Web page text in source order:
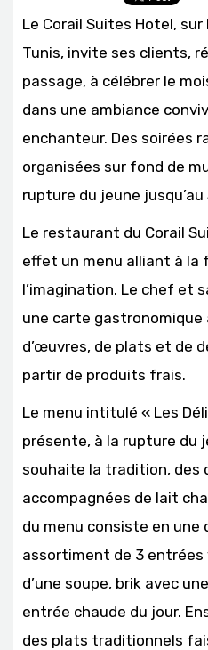
Le Corail Suites Hotel, sur
Tunis, invite ses clients,
passage, à célébrer le
dans une ambiance
enchanteur. Des soirées
organisées sur fond de
rupture du jeune jusqu’au
Le restaurant du Corail
effet un menu alliant à la
l’imagination. Le chef et
une carte gastronomique
d’œuvres, de plats et de
partir de produits frais.
Le menu intitulé « Les
présente, à la rupture du
souhaite la tradition, des
accompagnées de lait
du menu consiste en une
assortiment de 3 entrées
d’une soupe, brik avec
entrée chaude du jour.
des plats traditionnels